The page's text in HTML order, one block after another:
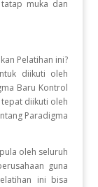
muka dan
Pelatihan ini?
diikuti oleh
Baru Kontrol
diikuti oleh
Paradigma
oleh seluruh
guna
ini bisa